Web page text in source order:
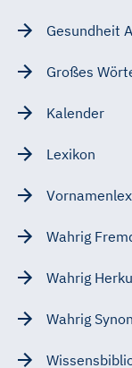
Gesundheit
Großes
Kalender
Lexikon
Wahrig
Wahrig
Wahrig